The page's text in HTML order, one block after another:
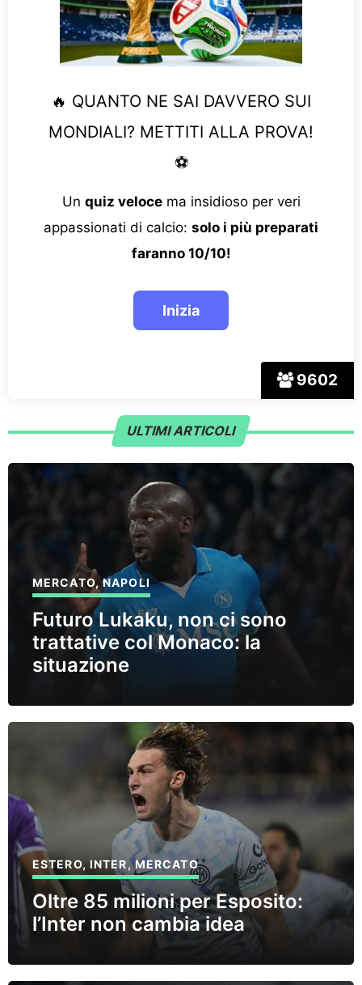
9602
🔥 QUANTO NE SAI DAVVERO SUI
MONDIALI? METTITI ALLA PROVA!
⚽
Un quiz velocema insidioso per veri
appassionati di calcio: solo i più preparati
faranno 10/10!
ULTIMI ARTICOLI
MERCATO,NAPOLI
Futuro Lukaku, non ci sono
trattative col Monaco: la
situazione
ESTERO, INTER,MERCATO
Oltre 85 milioni per Esposito:
l’Inter non cambia idea